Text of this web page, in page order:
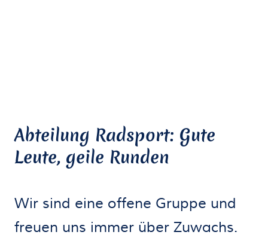
Abteilung Radsport: Gute
Leute, geile Runden
Wir sind eine offene Gruppe und
freuen uns immer über Zuwachs.